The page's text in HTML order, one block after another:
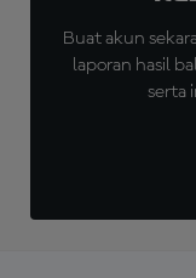
Buat akun
laporan hasil
serta